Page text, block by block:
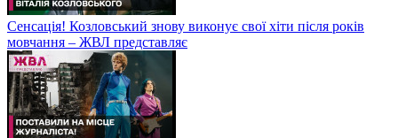
Сенсація! Козловський знову виконує свої хіти після років
мовчання – ЖВЛ представляє